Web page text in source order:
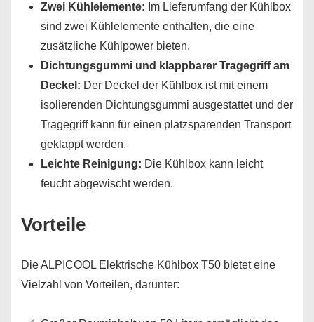
Zwei Kühlelemente: Im Lieferumfang der Kühlbox
sind zwei Kühlelemente enthalten, die eine
zusätzliche Kühlpower bieten.
Dichtungsgummi und klappbarer Tragegriff am
Deckel: Der Deckel der Kühlbox ist mit einem
isolierenden Dichtungsgummi ausgestattet und der
Tragegriff kann für einen platzsparenden Transport
geklappt werden.
Leichte Reinigung: Die Kühlbox kann leicht
feucht abgewischt werden.
Vorteile
Die ALPICOOL Elektrische Kühlbox T50 bietet eine
Vielzahl von Vorteilen, darunter: